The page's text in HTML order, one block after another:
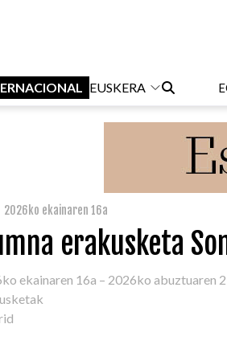
EUSKERA
2026ko ekainaren 16a
erakusketa
ekainaren 16a – 2026ko abuztuaren